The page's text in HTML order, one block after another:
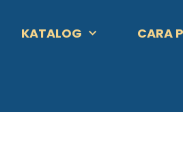
KATALOG CARA